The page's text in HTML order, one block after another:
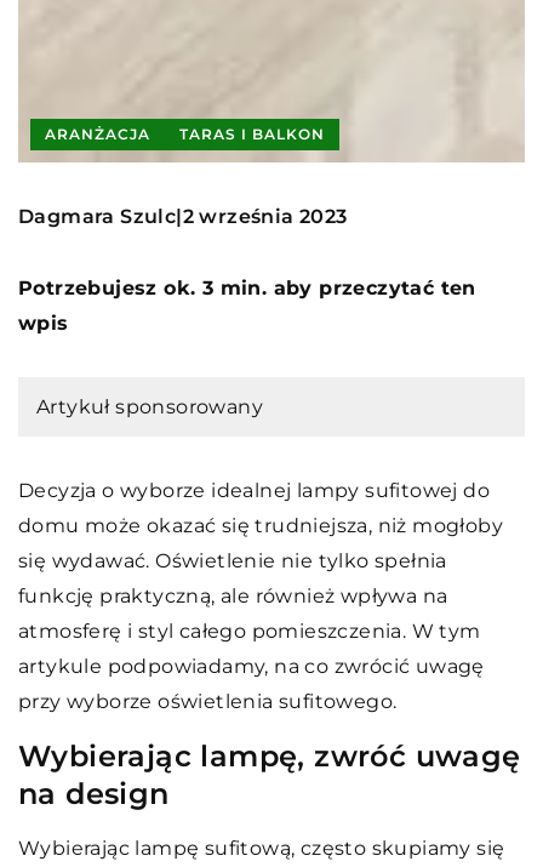
ARANŻACJA TARAS I BALKON
Dagmara Szulc|2 września 2023
Potrzebujesz ok. 3 min. aby przeczytać ten
wpis
Artykuł sponsorowany
Decyzja o wyborze idealnej lampy sufitowej do
domu może okazać się trudniejsza, niż mogłoby
się wydawać. Oświetlenie nie tylko spełnia
funkcję praktyczną, ale również wpływa na
atmosferę i styl całego pomieszczenia. W tym
artykule podpowiadamy, na co zwrócić uwagę
przy wyborze oświetlenia sufitowego.
Wybierając lampę, zwróć uwagę
na design
Wybierając lampę sufitową, często skupiamy się